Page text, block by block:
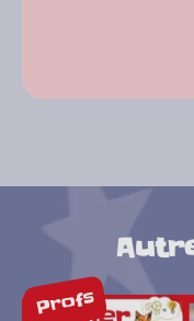
Profs